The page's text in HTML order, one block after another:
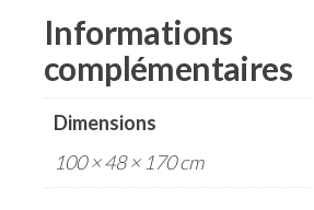
Informations
complémentaires
Dimensions
100 × 48 × 170 cm